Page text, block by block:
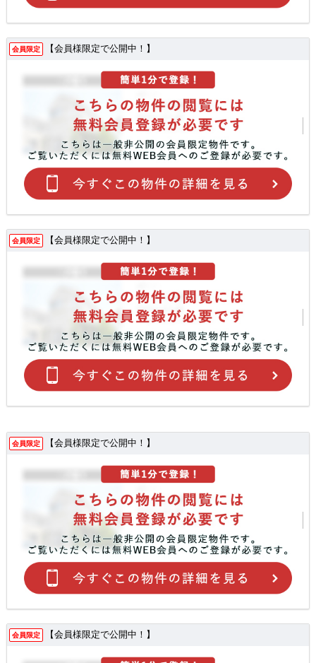
会員限定 【会員様限定で公開中！】
会員限定 【会員様限定で公開中！】
会員限定 【会員様限定で公開中！】
会員限定 【会員様限定で公開中！】